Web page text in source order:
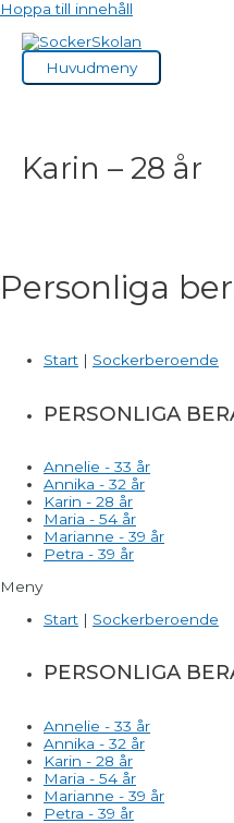
Hoppa till innehåll
Huvudmeny
Karin – 28 år
Personliga
Start | Sockerberoende
PERSONLIGA
Annelie - 33 år
Annika - 32 år
Karin - 28 år
Maria - 54 år
Marianne - 39 år
Petra - 39 år
Meny
Start | Sockerberoende
PERSONLIGA
Annelie - 33 år
Annika - 32 år
Karin - 28 år
Maria - 54 år
Marianne - 39 år
Petra - 39 år